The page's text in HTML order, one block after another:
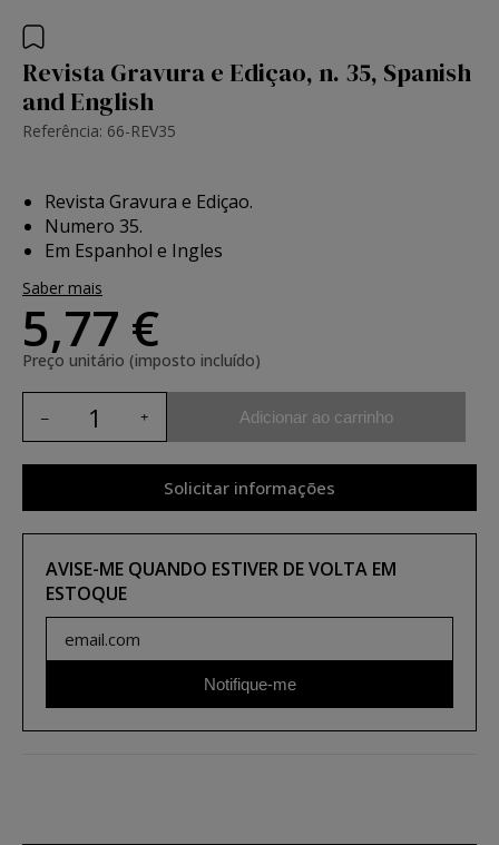
Revista Gravura e Ediçao, n. 35, Spanish
and English
Referência: 66-REV35
Revista Gravura e Ediçao.
Numero 35.
Em Espanhol e Ingles
Saber mais
5,77 €
Preço unitário (imposto incluído)
Adicionar ao carrinho
Solicitar informações
AVISE-ME QUANDO ESTIVER DE VOLTA EM
ESTOQUE
Notifique-me